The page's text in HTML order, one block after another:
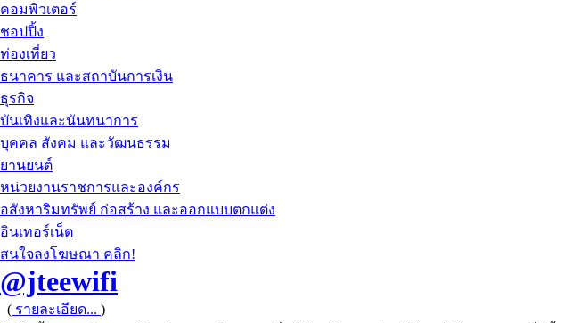
คอมพิวเตอร์
ชอปปิ้ง
ท่องเที่ยว
ธนาคาร และสถาบันการเงิน
ธุรกิจ
บันเทิงและนันทนาการ
บุคคล สังคม และวัฒนธรรม
ยานยนต์
หน่วยงานราชการและองค์กร
อสังหาริมทรัพย์ ก่อสร้าง และออกแบบตกแต่ง
อินเทอร์เน็ต
สนใจลงโฆษณา คลิก!
@jteewifi
( รายละเอียด... )